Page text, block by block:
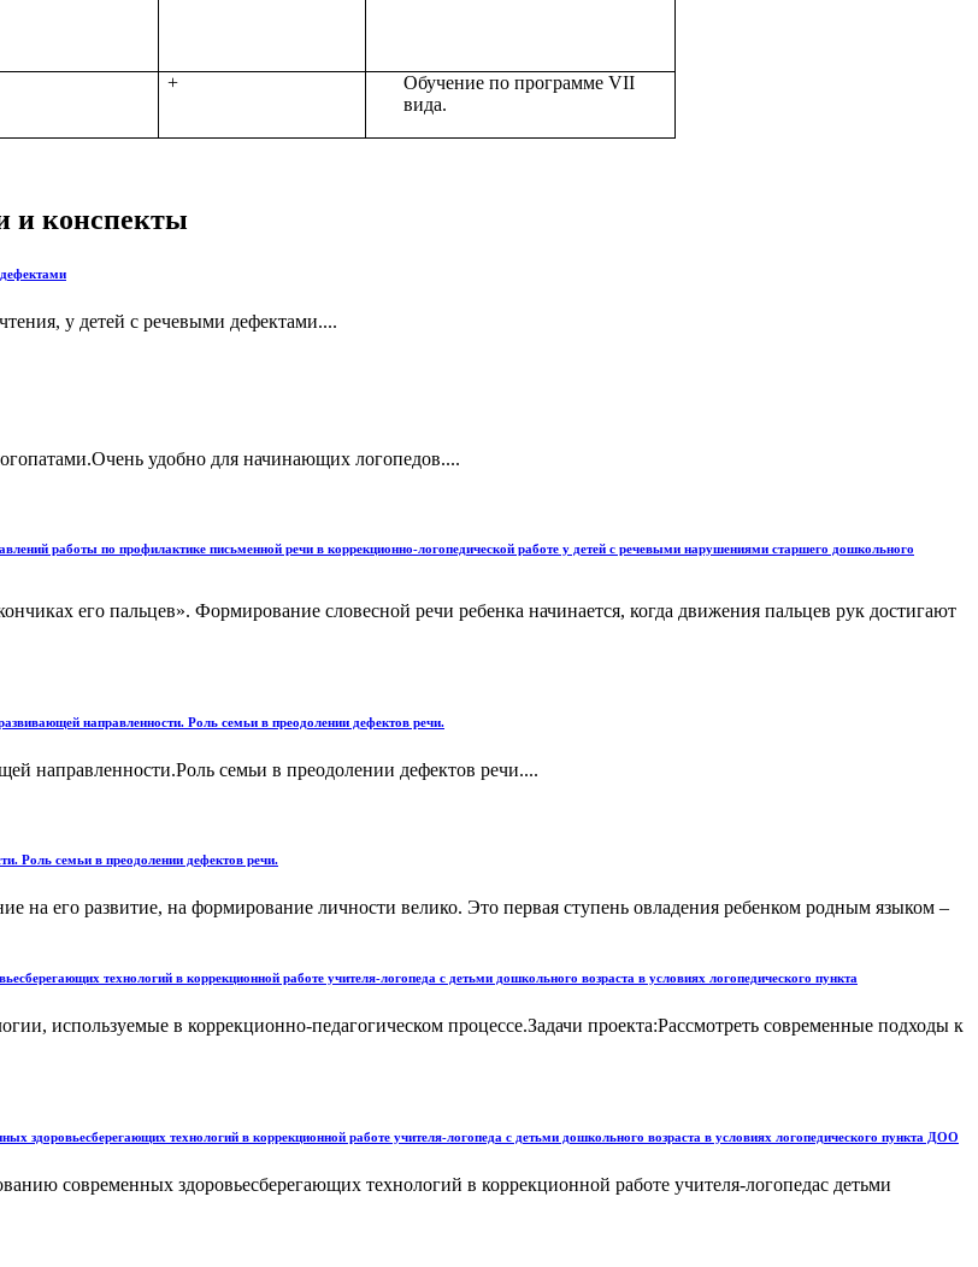
+
Обучение по программе VII
вида.
и конспекты
у детей с речевыми дефектами....
удобно для начинающих логопедов....
работы по профилактике письменной речи в коррекционно-логопедической работе у детей с речевыми нарушениями старшего дошкольного
его пальцев». Формирование словесной речи ребенка начинается, когда движения пальцев рук достигают
направленности. Роль семьи в преодолении дефектов речи.
направленности.Роль семьи в преодолении дефектов речи....
Роль семьи в преодолении дефектов речи.
на его развитие, на формирование личности велико. Это первая ступень овладения ребенком родным языком –
технологий в коррекционной работе учителя-логопеда с детьми дошкольного возраста в условиях логопедического пункта
используемые в коррекционно-педагогическом процессе.Задачи проекта:Рассмотреть современные подходы к
здоровьесберегающих технологий в коррекционной работе учителя-логопеда с детьми дошкольного возраста в условиях логопедического пункта ДОО
современных здоровьесберегающих технологий в коррекционной работе учителя-логопедас детьми